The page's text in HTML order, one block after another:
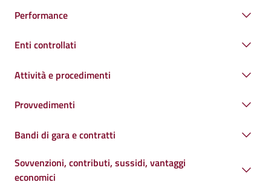
Performance
Enti controllati
Attività e procedimenti
Provvedimenti
Bandi di gara e contratti
Sovvenzioni, contributi, sussidi, vantaggi
economici